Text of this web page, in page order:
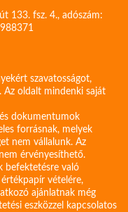
133. fsz. 4., adószám:
szavatosságot,
Az oldalt mindenki saját
dokumentumok
forrásnak, melyek
nem vállalunk. Az
érvényesíthető.
befektetésre való
vételére,
ajánlatnak még
eszközzel kapcsolatos